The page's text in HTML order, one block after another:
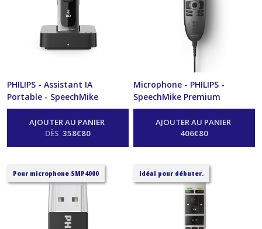
PHILIPS - Assistant IA
Portable - SpeechMike
Ambient - PSM5000
Microphone
AJOUTER AU PANIER
DÈS 358€80
Microphone - PHILIPS -
SpeechMike Premium
SMP3700-Microphone
AJOUTER AU PANIER
406€80
Pour microphone SMP4000 Idéal pour débuter.